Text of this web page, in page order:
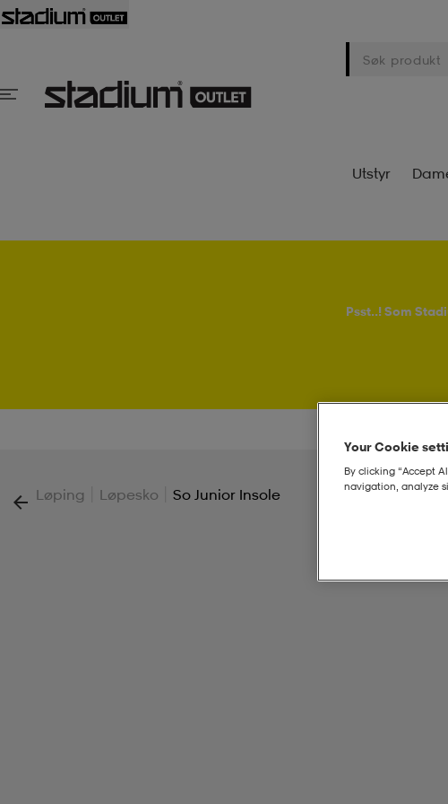
Utstyr
Psst..! Som
Løping Løpesko So Junior Insole
Your Cookie
By clicking “Accept
navigation, analyze